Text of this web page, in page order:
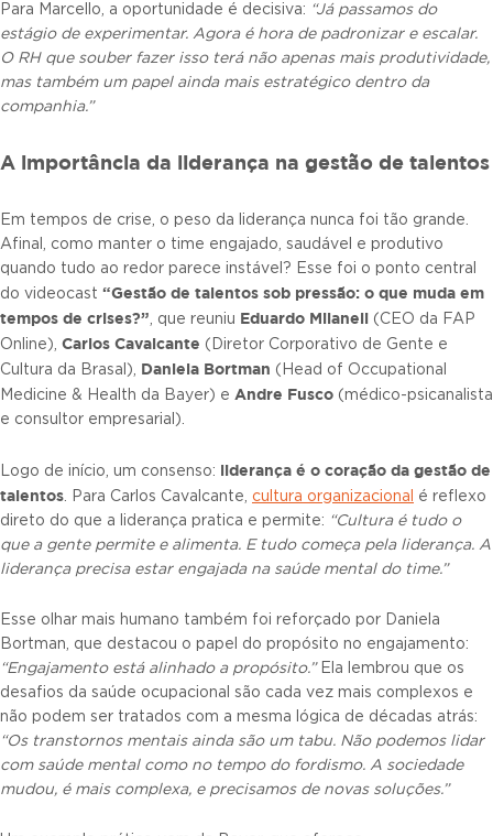
Para Marcello, a oportunidade é decisiva: “Já passamos do
estágio de experimentar. Agora é hora de padronizar e escalar.
O RH que souber fazer isso terá não apenas mais produtividade,
mas também um papel ainda mais estratégico dentro da
companhia.”
A importância da liderança na gestão de talentos
Em tempos de crise, o peso da liderança nunca foi tão grande.
Afinal, como manter o time engajado, saudável e produtivo
quando tudo ao redor parece instável? Esse foi o ponto central
do videocast “Gestão de talentos sob pressão: o que muda em
tempos de crises?”, que reuniu Eduardo Milaneli (CEO da FAP
Online), Carlos Cavalcante (Diretor Corporativo de Gente e
Cultura da Brasal), Daniela Bortman (Head of Occupational
Medicine & Health da Bayer) e Andre Fusco (médico-psicanalista
e consultor empresarial).
Logo de início, um consenso: liderança é o coração da gestão de
talentos. Para Carlos Cavalcante, cultura organizacional
é reflexo
direto do que a liderança pratica e permite: “Cultura é tudo o
que a gente permite e alimenta. E tudo começa pela liderança. A
liderança precisa estar engajada na saúde mental do time.”
Esse olhar mais humano também foi reforçado por Daniela
Bortman, que destacou o papel do propósito no engajamento:
“Engajamento está alinhado a propósito.”Ela lembrou que os
desafios da saúde ocupacional são cada vez mais complexos e
não podem ser tratados com a mesma lógica de décadas atrás:
“Os transtornos mentais ainda são um tabu. Não podemos lidar
com saúde mental como no tempo do fordismo. A sociedade
mudou, é mais complexa, e precisamos de novas soluções.”